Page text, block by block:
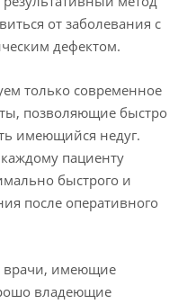
от заболевания с
дефектом.
только современное
позволяющие быстро
имеющийся недуг.
пациенту
быстрого и
после оперативного
врачи, имеющие
владеющие